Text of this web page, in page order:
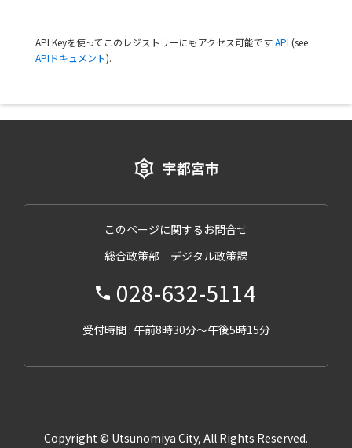
API Keyを使ってこのレジストリーにもアクセス可能ですAPI (see
APIドキュメント).
このページに関するお問合せ
総合政策部 デジタル政策課
028-632-5114
受付時間 : 午前8時30分～午後5時15分
Copyright © Utsunomiya City, All Rights Reserved.